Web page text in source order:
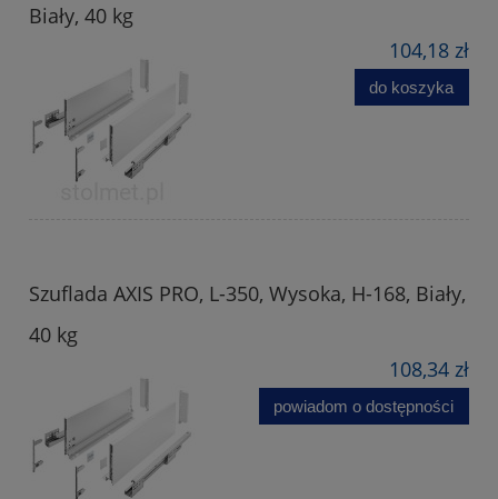
Biały, 40 kg
104,18 zł
do koszyka
Szuflada AXIS PRO, L-350, Wysoka, H-168, Biały,
40 kg
108,34 zł
powiadom o dostępności